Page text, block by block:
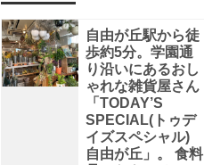
の
お
自由が丘駅から徒
歩約5分。学園通
り沿いにあるおし
ゃれな雑貨屋さん
「TODAY’S
SPECIAL(トゥデ
イズスペシャル)
自由が丘」。 食料